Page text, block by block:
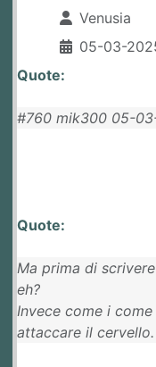
Venusia
05-03-
Quote:
#760 mik300 05-
Quote:
Ma prima di
eh?
Invece come i
attaccare il cervello.